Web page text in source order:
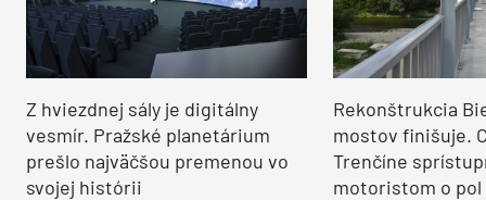
Z hviezdnej sály je digitálny
vesmír. Pražské planetárium
prešlo najväčšou premenou vo
svojej histórii
Rekonštrukcia
mostov finišuje.
Trenčíne
motoristom o pol